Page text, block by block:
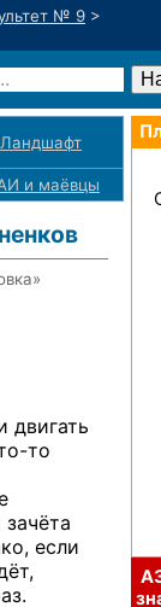
№ 9 >
Ландшафт
и маёвцы
двигать
то
зачёта
если